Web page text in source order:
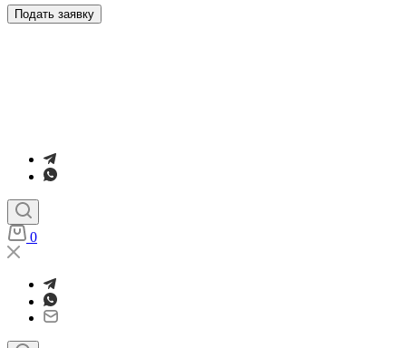
Подать заявку
0